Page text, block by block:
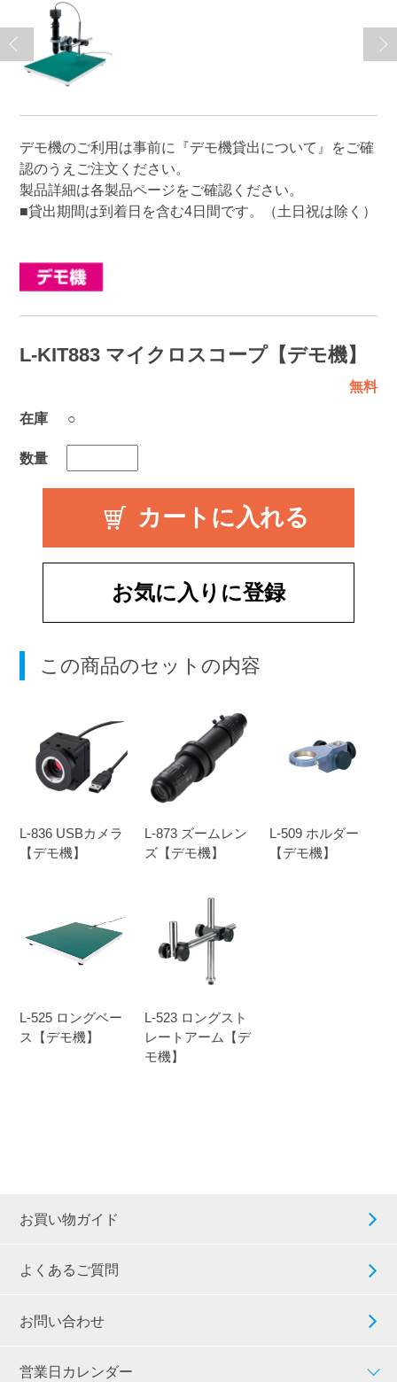
デモ機のご利用は事前に 『デモ機貸出について』
をご確
認のうえご注文ください。
製品詳細は各製品ページをご確認ください。
■貸出期間は到着日を含む4日間です。（土日祝は除く）
L-KIT883 マイクロスコープ【デモ機】
無料
在庫
○
数量
お気に入りに登録
この商品のセットの内容
L-836 USBカメラ
【デモ機】
L-873 ズームレン
ズ【デモ機】
L-509 ホルダー
【デモ機】
L-525 ロングベー
ス【デモ機】
L-523 ロングスト
レートアーム【デ
モ機】
お買い物ガイド
よくあるご質問
お問い合わせ
営業日カレンダー